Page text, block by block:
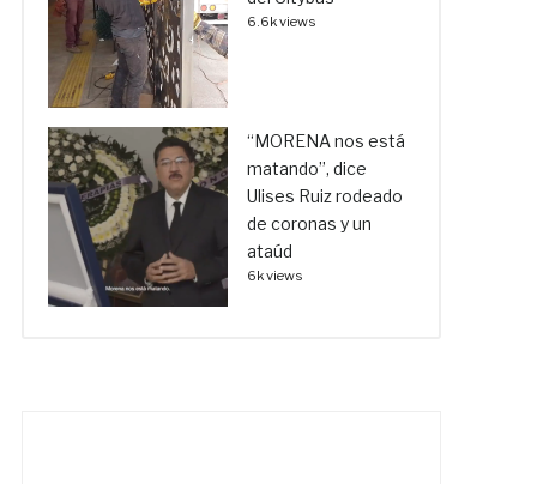
6.6k views
“MORENA nos está
matando”, dice
Ulises Ruiz rodeado
de coronas y un
ataúd
6k views